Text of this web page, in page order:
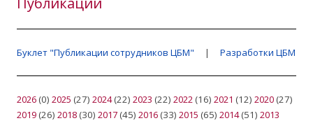
Буклет "Публикации сотрудников ЦБМ" | Разработки ЦБМ
2026 (0) 2025 (27) 2024(22) 2023 (22) 2022 (16) 2021 (12) 2020 (27)
2019 (26) 2018 (30) 2017 (45) 2016 (33) 2015 (65) 2014(51) 2013